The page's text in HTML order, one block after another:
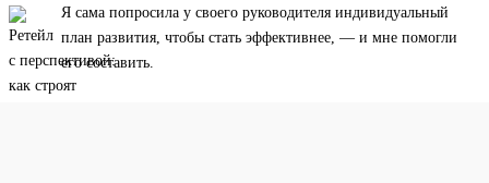
Я сама попросила у своего руководителя индивидуальный
план развития, чтобы стать эффективнее, — и мне помогли
его составить.